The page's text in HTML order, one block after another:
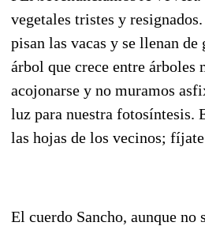
vegetales tristes y
pisan las vacas y se llenan de
árbol que crece entre árboles
acojonarse y no muramos
luz para nuestra fotosíntesis.
las hojas de los vecinos;
El cuerdo Sancho, aunque no